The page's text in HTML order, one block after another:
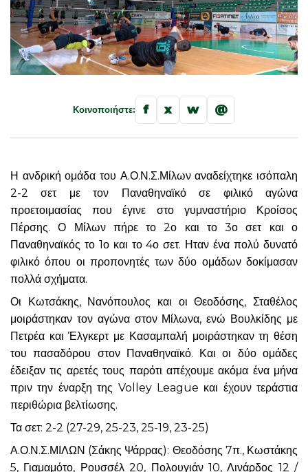
Κοινοποιήστε: f x w @
Η ανδρική ομάδα του Α.Ο.Ν.Σ.Μίλων αναδείχτηκε ισόπαλη
2-2 σετ με τον Παναθηναϊκό σε φιλικό αγώνα
προετοιμασίας που έγινε στο γυμναστήριο Κροίσος
Πέρσης. Ο Μίλων πήρε το 2ο και το 3ο σετ και ο
Παναθηναϊκός το 1ο και το 4ο σετ. Ηταν ένα πολύ δυνατό
φιλικό όπου οι προπονητές των δύο ομάδων δοκίμασαν
πολλά σχήματα.
Οι Κωτσάκης, Νανόπουλος και οι Θεοδόσης, Σταθέλος
μοιράστηκαν τον αγώνα στον Μίλωνα, ενώ Βουλκίδης με
Πετρέα και Έλγκερτ με Κασαμπαλή μοιράστηκαν τη θέση
του πασαδόρου στον Παναθηναϊκό. Και οι δύο ομάδες
έδειξαν τις αρετές τους παρότι απέχουμε ακόμα ένα μήνα
πριν την έναρξη της Volley League και έχουν τεράστια
περιθώρια βελτίωσης.
Τα σετ: 2-2 (27-29, 25-23, 25-19, 23-25)
Α.Ο.Ν.Σ.ΜΙΛΩΝ (Σάκης Ψάρρας): Θεοδόσης 7π., Κωστάκης
5, Γιαμαμότο, Ρουσσέλ 20, Πολουγιάν 10, Λινάρδος 12 /